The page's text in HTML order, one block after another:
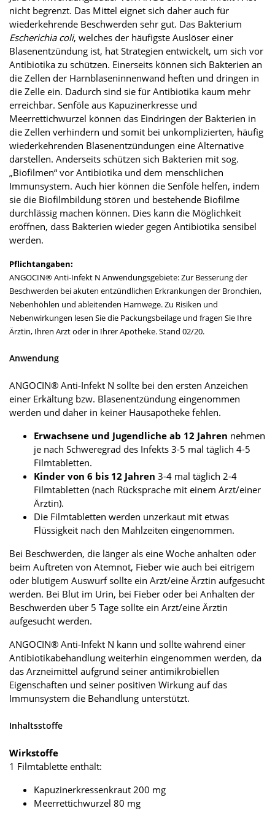
nicht begrenzt. Das Mittel eignet sich daher auch für
wiederkehrende Beschwerden sehr gut. Das Bakterium
Escherichia coli, welches der häufigste Auslöser einer
Blasenentzündung ist, hat Strategien entwickelt, um sich vor
Antibiotika zu schützen. Einerseits können sich Bakterien an
die Zellen der Harnblaseninnenwand heften und dringen in
die Zelle ein. Dadurch sind sie für Antibiotika kaum mehr
erreichbar. Senföle aus Kapuzinerkresse und
Meerrettichwurzel können das Eindringen der Bakterien in
die Zellen verhindern und somit bei unkomplizierten, häufig
wiederkehrenden Blasenentzündungen eine Alternative
darstellen. Anderseits schützen sich Bakterien mit sog.
„Biofilmen“ vor Antibiotika und dem menschlichen
Immunsystem. Auch hier können die Senföle helfen, indem
sie die Biofilmbildung stören und bestehende Biofilme
durchlässig machen können. Dies kann die Möglichkeit
eröffnen, dass Bakterien wieder gegen Antibiotika sensibel
werden.
Pflichtangaben:
ANGOCIN® Anti-Infekt N Anwendungsgebiete: Zur Besserung der
Beschwerden bei akuten entzündlichen Erkrankungen der Bronchien,
Nebenhöhlen und ableitenden Harnwege. Zu Risiken und
Nebenwirkungen lesen Sie die Packungsbeilage und fragen Sie Ihre
Ärztin, Ihren Arzt oder in Ihrer Apotheke. Stand 02/20.
Anwendung
ANGOCIN® Anti-Infekt N sollte bei den ersten Anzeichen
einer Erkältung bzw. Blasenentzündung eingenommen
werden und daher in keiner Hausapotheke fehlen.
Erwachsene und Jugendliche ab 12 Jahren nehmen
je nach Schweregrad des Infekts 3-5 mal täglich 4-5
Filmtabletten.
Kinder von 6 bis 12 Jahren 3-4 mal täglich 2-4
Filmtabletten (nach Rücksprache mit einem Arzt/einer
Ärztin).
Die Filmtabletten werden unzerkaut mit etwas
Flüssigkeit nach den Mahlzeiten eingenommen.
Bei Beschwerden, die länger als eine Woche anhalten oder
beim Auftreten von Atemnot, Fieber wie auch bei eitrigem
oder blutigem Auswurf sollte ein Arzt/eine Ärztin aufgesucht
werden. Bei Blut im Urin, bei Fieber oder bei Anhalten der
Beschwerden über 5 Tage sollte ein Arzt/eine Ärztin
aufgesucht werden.
ANGOCIN® Anti-Infekt N kann und sollte während einer
Antibiotikabehandlung weiterhin eingenommen werden, da
das Arzneimittel aufgrund seiner antimikrobiellen
Eigenschaften und seiner positiven Wirkung auf das
Immunsystem die Behandlung unterstützt.
Inhaltsstoffe
Wirkstoffe
1 Filmtablette enthält:
Kapuzinerkressenkraut 200 mg
Meerrettichwurzel 80 mg